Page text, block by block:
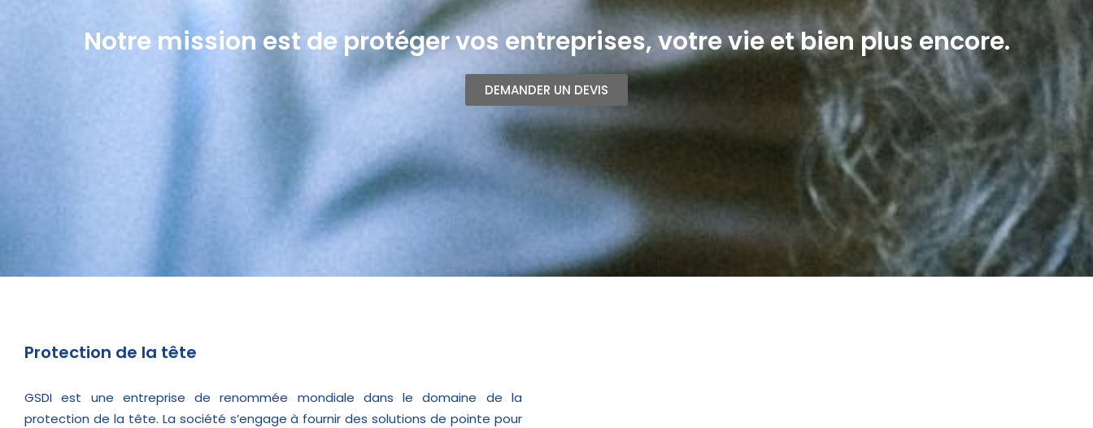
Notre mission est de protéger vos entreprises, votre vie et bien plus encore.
DEMANDER UN DEVIS
Protection de la tête
GSDI est une entreprise de renommée mondiale dans le domaine de la
protection de la tête. La société s’engage à fournir des solutions de pointe pour